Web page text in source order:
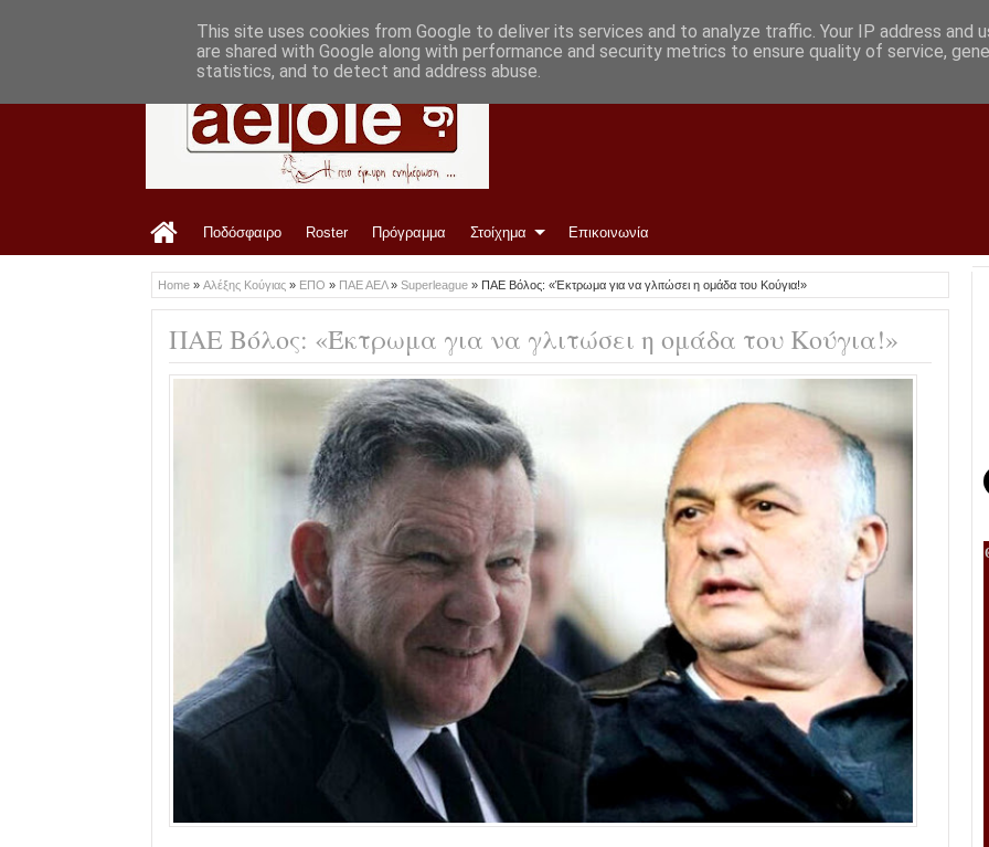
Ποδόσφαιρο Roster Πρόγραμμα Στοίχημα Επικοινωνία
Home » Αλέξης Κούγιας » ΕΠΟ » ΠΑΕ ΑΕΛ» Superleague » ΠΑΕ Βόλος: «Έκτρωμα για να γλιτώσει η ομάδα του Κούγια!»
ΠΑΕ Βόλος: «Έκτρωμα για να γλιτώσει η ομάδα του Κούγια!»
This site uses cookies from Google to deliver its services and to analyze traffic. Your IP address and
are shared with Google along with performance and security metrics to ensure quality of service,
statistics, and to detect and address abuse.